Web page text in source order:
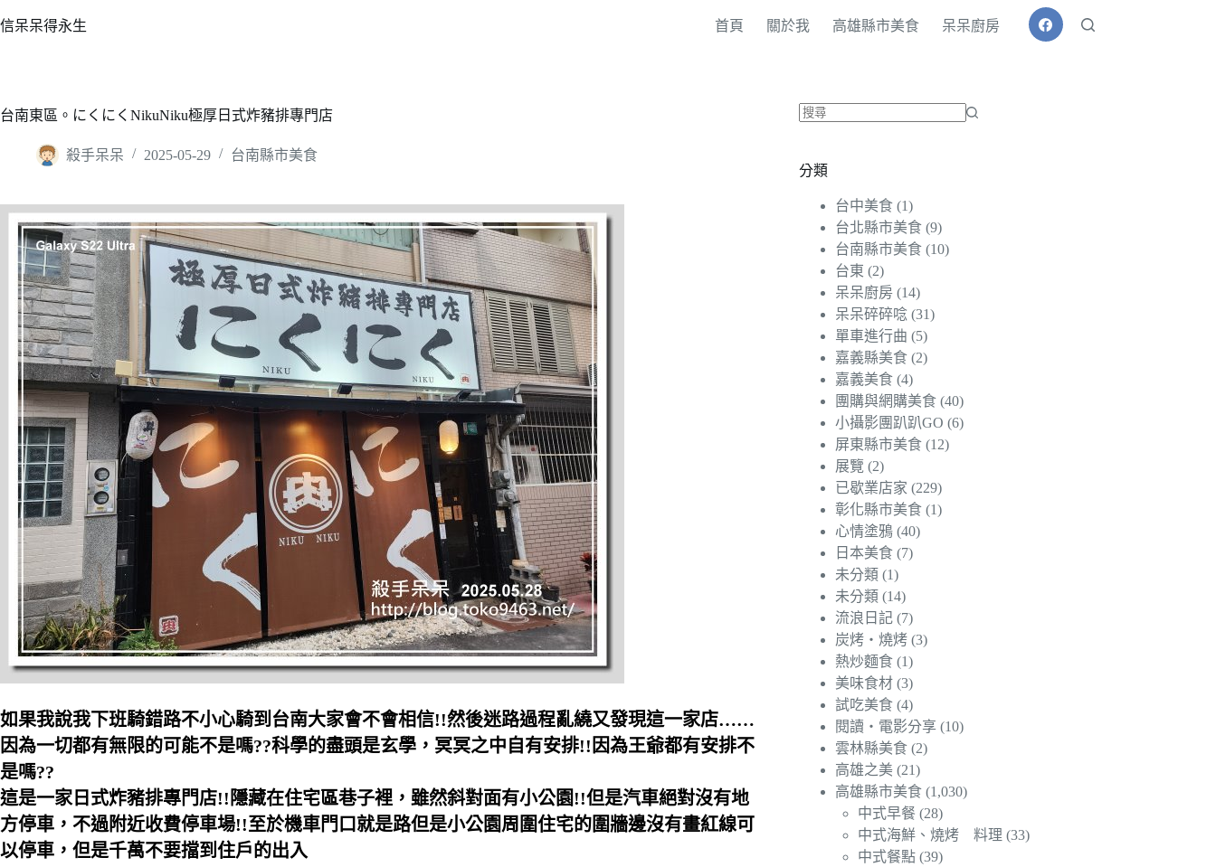
至
容
信呆呆得永生 首頁 關於我 高雄縣市美食 呆呆廚房
台南東區。にくにくNikuNiku極厚日式炸豬排專門店
殺手呆呆 2025-05-29 台南縣市美食
如果我說我下班騎錯路不小心騎到台南大家會不會相信!!然後迷路過程亂繞又發現這一家店……
因為一切都有無限的可能不是嗎??科學的盡頭是玄學，冥冥之中自有安排!!因為王爺都有安排不
是嗎??
這是一家日式炸豬排專門店!!隱藏在住宅區巷子裡，雖然斜對面有小公園!!但是汽車絕對沒有地
方停車，不過附近收費停車場!!至於機車門口就是路但是小公園周圍住宅的圍牆邊沒有畫紅線可
以停車，但是千萬不要擋到住戶的出入
到
分類
台中美食 (1)
台北縣市美食 (9)
台南縣市美食 (10)
台東 (2)
呆呆廚房 (14)
呆呆碎碎唸 (31)
單車進行曲 (5)
嘉義縣美食 (2)
嘉義美食 (4)
團購與網購美食 (40)
小攝影團趴趴GO (6)
屏東縣市美食 (12)
展覽 (2)
已歇業店家 (229)
彰化縣市美食 (1)
心情塗鴉 (40)
日本美食 (7)
未分類 (1)
未分類 (14)
流浪日記 (7)
炭烤‧燒烤 (3)
熱炒麵食 (1)
美味食材 (3)
試吃美食 (4)
閱讀‧電影分享 (10)
雲林縣美食 (2)
高雄之美 (21)
高雄縣市美食 (1,030)
中式早餐 (28)
中式海鮮、燒烤 料理 (33)
中式餐點 (39)